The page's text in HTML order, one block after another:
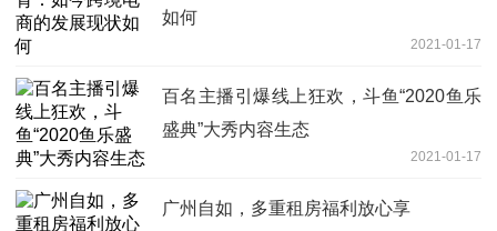
如何
2021-01-17
百名主播引爆线上狂欢，斗鱼“2020鱼乐
盛典”大秀内容生态
2021-01-17
广州自如，多重租房福利放心享